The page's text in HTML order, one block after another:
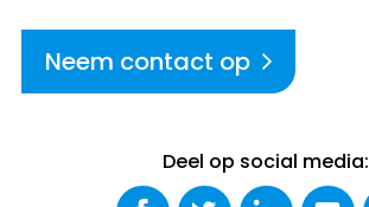
Neem contact op
Deel op social media: